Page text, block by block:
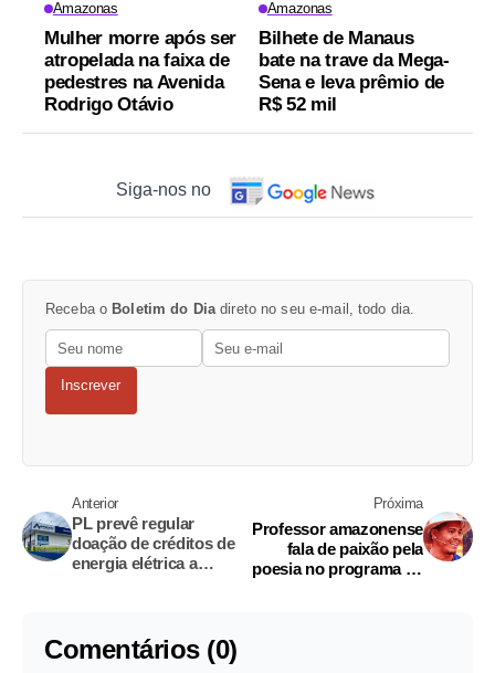
Amazonas
Mulher morre após ser
atropelada na faixa de
pedestres na Avenida
Rodrigo Otávio
Amazonas
Bilhete de Manaus
bate na trave da Mega-
Sena e leva prêmio de
R$ 52 mil
Siga-nos no
Receba o Boletim do Dia direto no seu e-mail, todo dia.
Inscrever
Anterior
PL prevê regular
doação de créditos de
energia elétrica a
Próxima
Professor amazonense
fala de paixão pela
poesia no programa da
Comentários (0)